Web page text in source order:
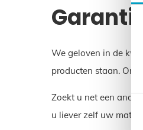
We geloven in de
producten staan.
Zoekt u net een
u liever zelf uw